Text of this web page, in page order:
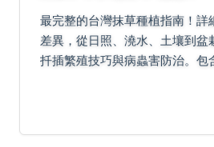
最完整的台灣抹草種植指南！詳
差異，從日照、澆水、土壤到盆
扦插繁殖技巧與病蟲害防治。包